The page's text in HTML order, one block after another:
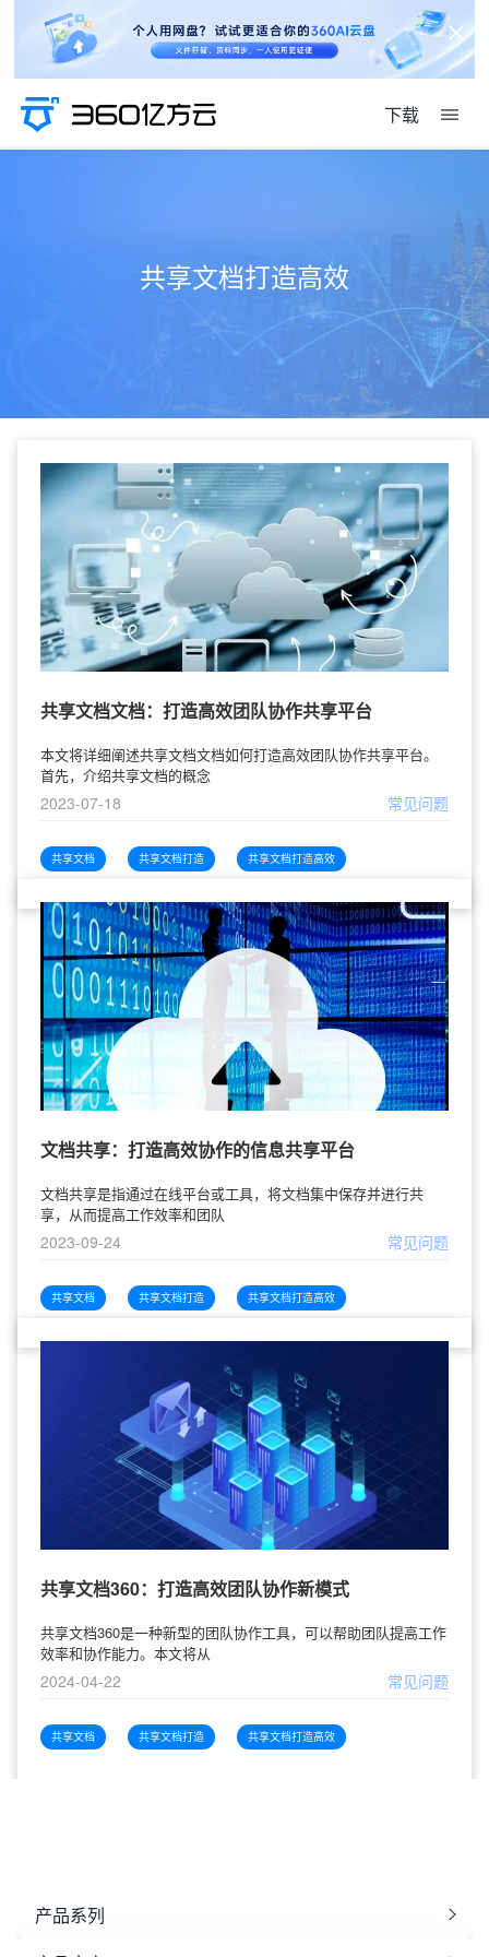
下载
共享文档打造高效
共享文档文档：打造高效团队协作共享平台
本文将详细阐述共享文档文档如何打造高效团队协作共享平台。
首先，介绍共享文档的概念
2023-07-18 常见问题
共享文档 共享文档打造 共享文档打造高效
文档共享：打造高效协作的信息共享平台
文档共享是指通过在线平台或工具，将文档集中保存并进行共
享，从而提高工作效率和团队
2023-09-24 常见问题
共享文档 共享文档打造 共享文档打造高效
共享文档360：打造高效团队协作新模式
共享文档360是一种新型的团队协作工具，可以帮助团队提高工作
效率和协作能力。本文将从
2024-04-22 常见问题
共享文档 共享文档打造 共享文档打造高效
产品系列